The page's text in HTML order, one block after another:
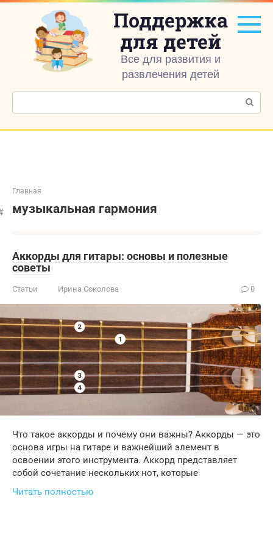
Перейти
контенту
Поддержка
для детей
Все для развития и
развлечения детей
Поиск:
Главная
музыкальная гармония
Аккорды для гитары: основы и полезные
советы
Статьи Ирина Соколова 0
Что такое аккорды и почему они важны? Аккорды — это
основа игры на гитаре и важнейший элемент в
освоении этого инструмента. Аккорд представляет
собой сочетание нескольких нот, которые
Читать полностью